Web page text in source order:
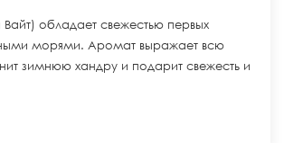
обладает свежестью первых
морями. Аромат выражает всю
зимнюю хандру и подарит свежесть и